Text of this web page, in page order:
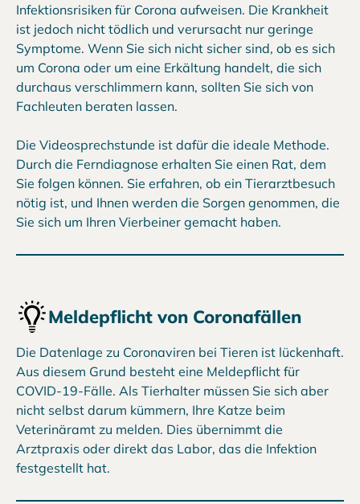
Infektionsrisiken für Corona aufweisen. Die Krankheit
ist jedoch nicht tödlich und verursacht nur geringe
Symptome. Wenn Sie sich nicht sicher sind, ob es sich
um Corona oder um eine Erkältung handelt, die sich
durchaus verschlimmern kann, sollten Sie sich von
Fachleuten beraten lassen.
Die Videosprechstunde ist dafür die ideale Methode.
Durch die Ferndiagnose erhalten Sie einen Rat, dem
Sie folgen können. Sie erfahren, ob ein Tierarztbesuch
nötig ist, und Ihnen werden die Sorgen genommen, die
Sie sich um Ihren Vierbeiner gemacht haben.
Meldepflicht von Coronafällen
Die Datenlage zu Coronaviren bei Tieren ist lückenhaft.
Aus diesem Grund besteht eine Meldepflicht für
COVID-19-Fälle. Als Tierhalter müssen Sie sich aber
nicht selbst darum kümmern, Ihre Katze beim
Veterinäramt zu melden. Dies übernimmt die
Arztpraxis oder direkt das Labor, das die Infektion
festgestellt hat.